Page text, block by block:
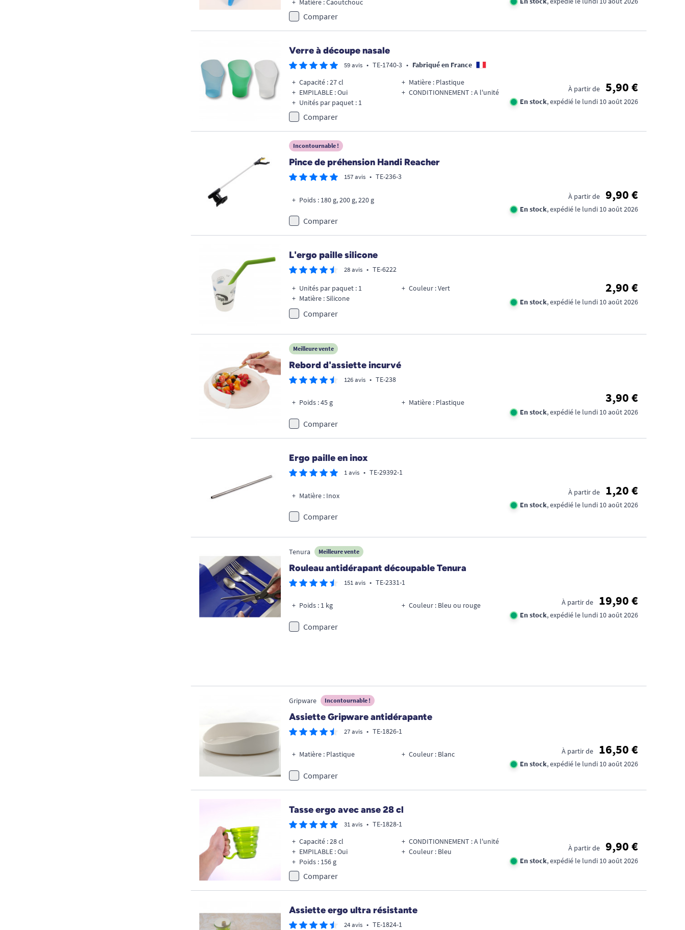
Matière : Caoutchouc
Comparer
Verre à découpe nasale
59 avis • TE-1740-3 • Fabriqué en France
Capacité : 27 cl
EMPILABLE : Oui
Unités par paquet : 1
Matière : Plastique
CONDITIONNEMENT : A l'unité
À partir de 5,90 €
En stock, expédié le lundi 10 août 2026
Comparer
Incontournable !
Pince de préhension Handi Reacher
157 avis • TE-236-3
Poids : 180 g, 200 g, 220 g À partir de 9,90 €
En stock, expédié le lundi 10 août 2026
Comparer
L'ergo paille silicone
28 avis • TE-6222
Unités par paquet : 1
Matière : Silicone
Couleur : Vert 2,90 €
En stock, expédié le lundi 10 août 2026
Comparer
Meilleure vente
Rebord d'assiette incurvé
126 avis • TE-238
Poids : 45 g Matière : Plastique 3,90 €
En stock, expédié le lundi 10 août 2026
Comparer
Ergo paille en inox
1 avis • TE-29392-1
Matière : Inox À partir de 1,20 €
En stock, expédié le lundi 10 août 2026
Comparer
Tenura Meilleure vente
Rouleau antidérapant découpable Tenura
151 avis • TE-2331-1
Poids : 1 kg Couleur : Bleu ou rouge À partir de 19,90 €
En stock, expédié le lundi 10 août 2026
Comparer
Gripware Incontournable !
Assiette Gripware antidérapante
27 avis • TE-1826-1
Matière : Plastique Couleur : Blanc À partir de 16,50 €
En stock, expédié le lundi 10 août 2026
Comparer
Tasse ergo avec anse 28 cl
31 avis • TE-1828-1
Capacité : 28 cl
EMPILABLE : Oui
Poids : 156 g
CONDITIONNEMENT : A l'unité
Couleur : Bleu
À partir de 9,90 €
En stock, expédié le lundi 10 août 2026
Comparer
Assiette ergo ultra résistante
24 avis • TE-1824-1